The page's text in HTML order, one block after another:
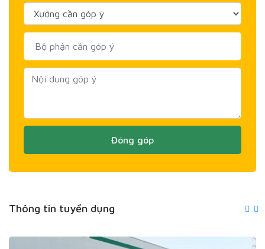
Đóng góp
Thông tin tuyển dụng